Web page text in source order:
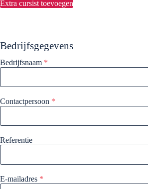
Extra cursist toevoegen
Bedrijfsgegevens
Bedrijfsnaam *
Contactpersoon *
Referentie
E-mailadres *